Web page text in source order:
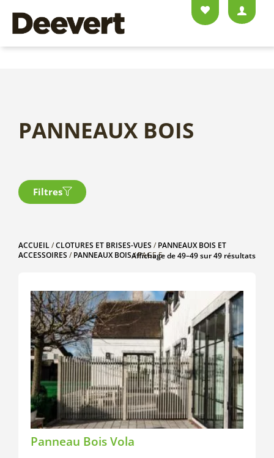
PANNEAUX BOIS
Filtres
ACCUEIL/CLOTURES ET BRISES-VUES / PANNEAUX BOIS ET
ACCESSOIRES / PANNEAUX BOIS/ PAGE 5
Affichage de 49–49 sur 49 résultats
Panneau Bois Vola